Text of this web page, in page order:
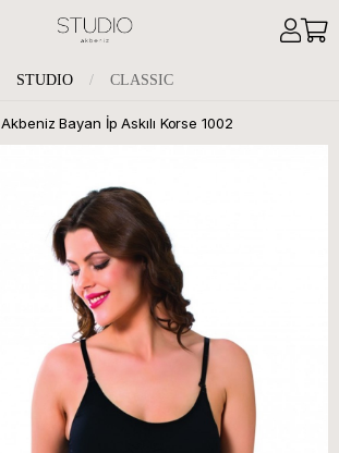
STUDIO / CLASSIC
Akbeniz Bayan İp Askılı Korse 1002